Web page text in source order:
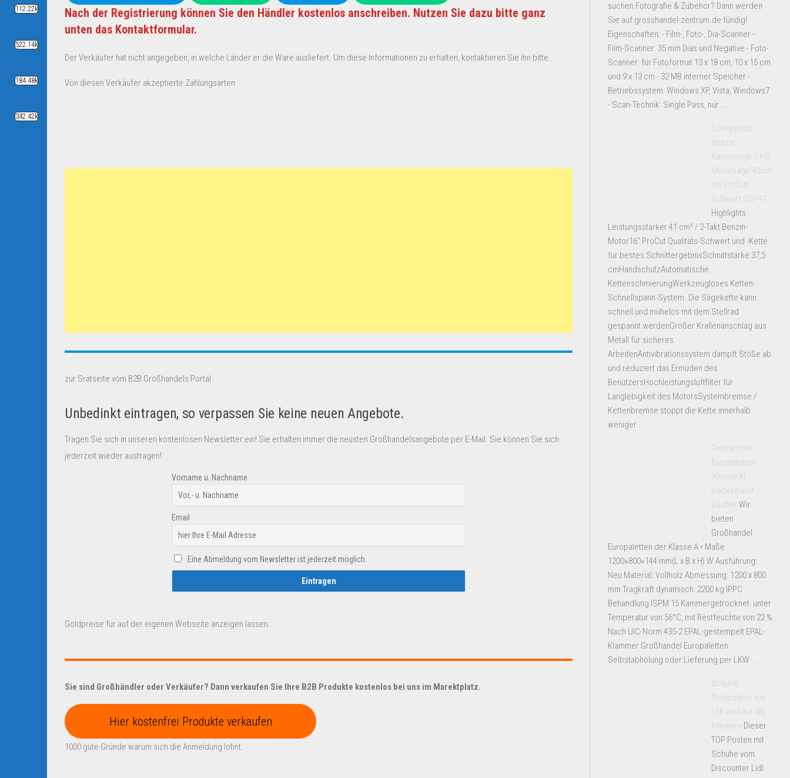
Nach der Registrierung können Sie den Händler kostenlos anschreiben. Nutzen Sie dazu bitte ganz
unten das Kontaktformular.
Der Verkäufer hat nicht angegeben, in welche Länder er die Ware ausliefert. Um diese Informationen zu erhalten, kontaktieren Sie ihn bitte.
Von diesen Verkäufer akzeptierte Zahlungsarten
zur Sratseite vom B2B Großhandels Portal
Unbedinkt eintragen, so verpassen Sie keine neuen Angebote.
Tragen Sie sich in unseren kostenlosen Newsletter ein! Sie erhalten immer die neusten Großhandelsangebote per E-Mail. Sie können Sie sich
jederzeit wieder austragen!
Vorname u. Nachname
Email
Eine Abmeldung vom Newsletter ist jederzeit möglich.
Goldpreise für auf der eigenen Webseite anzeigen lassen.
Sie sind Großhändler oder Verkäufer? Dann verkaufen Sie Ihre B2B Produkte kostenlos bei uns im Marektplatz.
Hier kostenfrei Produkte verkaufen
1000 gute Gründe warum sich die Anmeldung lohnt.
suchen Fotografie & Zubehör? Dann werden
Sie auf grosshandel-zentrum.de fündig!
Eigenschaften: - Film-, Foto-, Dia-Scanner -
Film-Scanner: 35 mm Dias und Negative - Foto-
Scanner: für Fotoformat 13 x 18 cm, 10 x 15 cm
und 9 x 13 cm - 32 MB interner Speicher -
Betriebssystem: Windows XP, Vista, Windows7
- Scan-Technik: Single Pass, nur ...
Scheppach
Benzin
Kettensäge 2 PS
Motorsäge 40cm
mit ProCut-
Schwert CSP41
Highlights
Leistungsstarker 41 cm³ / 2-Takt Benzin-
Motor16" ProCut Qualitäts-Schwert und -Kette
für bestes SchnittergebnisSchnittstärke 37,5
cmHandschutzAutomatische
KettenschmierungWerkzeugloses Ketten-
Schnellspann-System. Die Sägekette kann
schnell und mühelos mit dem Stellrad
gespannt werdenGroßer Krallenanschlag aus
Metall für sicheres
ArbeitenAntivibrationssystem dämpft Stöße ab
und reduziert das Ermüden des
BenutzersHochleistungsluftfilter für
Langlebigkeit des MotorsSystembremse /
Kettenbremse stoppt die Kette innerhalb
weniger ...
Gebrauchte
Europaletten
(Klasse A)
trocken und
Sauber Wir
bieten
Großhandel
Europaletten der Klasse A • Maße
1200×800×144 mm(L x B x H) W Ausführung:
Neu Material: Vollholz Abmessung: 1200 x 800
mm Tragkraft dynamisch: 2200 kg IPPC
Behandlung ISPM 15 Kammergetrocknet: unter
Temperatur von 56°C, mit Restfeuchte von 22 %
Nach UIC-Norm 435-2 EPAL-gestempelt EPAL-
Klammer Großhandel Europaletten
Selbstabholung oder Lieferung per LKW ...
Schuhe
Restposten von
Lidl Verkauf als
Kiloware Dieser
TOP Posten mit
Schuhe vom
Discounter Lidl
112.22k
522.14k
184.48k
342.42k